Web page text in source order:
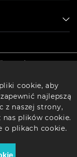
komputery w
cookie, aby
najlepszą
z naszej strony,
nas plików cookie.
o plikach cookie.